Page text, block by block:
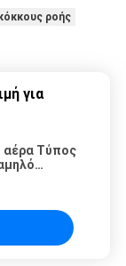
ροής
για
αέρα Τύπος